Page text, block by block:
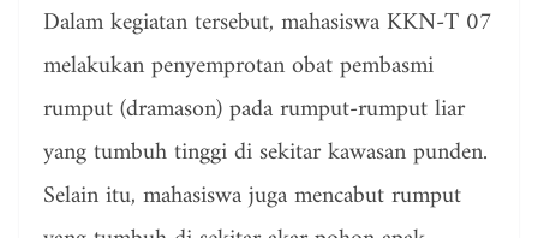
Dalam kegiatan tersebut, mahasiswa KKN-T 07
melakukan penyemprotan obat pembasmi
rumput (dramason) pada rumput-rumput liar
yang tumbuh tinggi di sekitar kawasan punden.
Selain itu, mahasiswa juga mencabut rumput